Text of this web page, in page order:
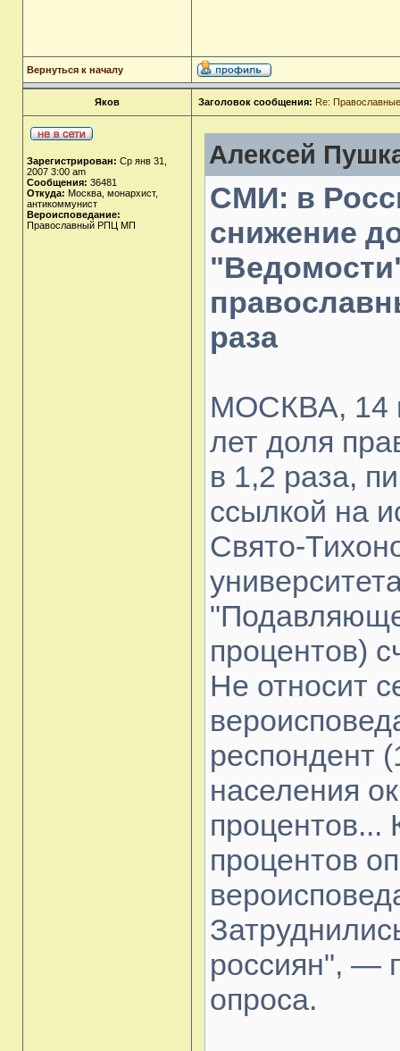
Вернуться к началу
Яков Заголовок сообщения: Re:
Зарегистрирован: Ср янв 31,
2007 3:00 am
Сообщения: 36481
Откуда: Москва, монархист,
антикоммунист
Вероисповедание:
Православный РПЦ МП
Алексей
СМИ: в
снижение
раза
МОСКВА, 14
лет доля
в 1,2 раза,
ссылкой на
Свято-
процентов)
Не относит
респондент
населения
процентов...
процентов
россиян", —
опроса.